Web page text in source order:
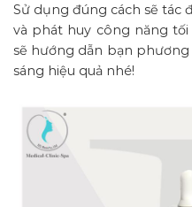
Sử dụng đúng cách sẽ tác
và phát huy công năng tối
sẽ hướng dẫn bạn
sáng hiệu quả nhé!